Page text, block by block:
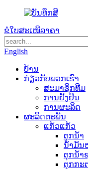
ຂໍໃບສະເໜີລາຄາ
English
ບ້ານ
ກ່ຽວ​ກັບ​ພວກ​ເຮົາ
ສະມາຊິກທີມ
ການຢັ້ງຢືນ
ການຜະລິດ
ຜະລິດຕະພັນ
ແກ້ວແກ້ວ
ຕຸກນ້ຳ
ນ້ຳມັນ
ຕຸກນ້ຳ
ຕຸກກະ